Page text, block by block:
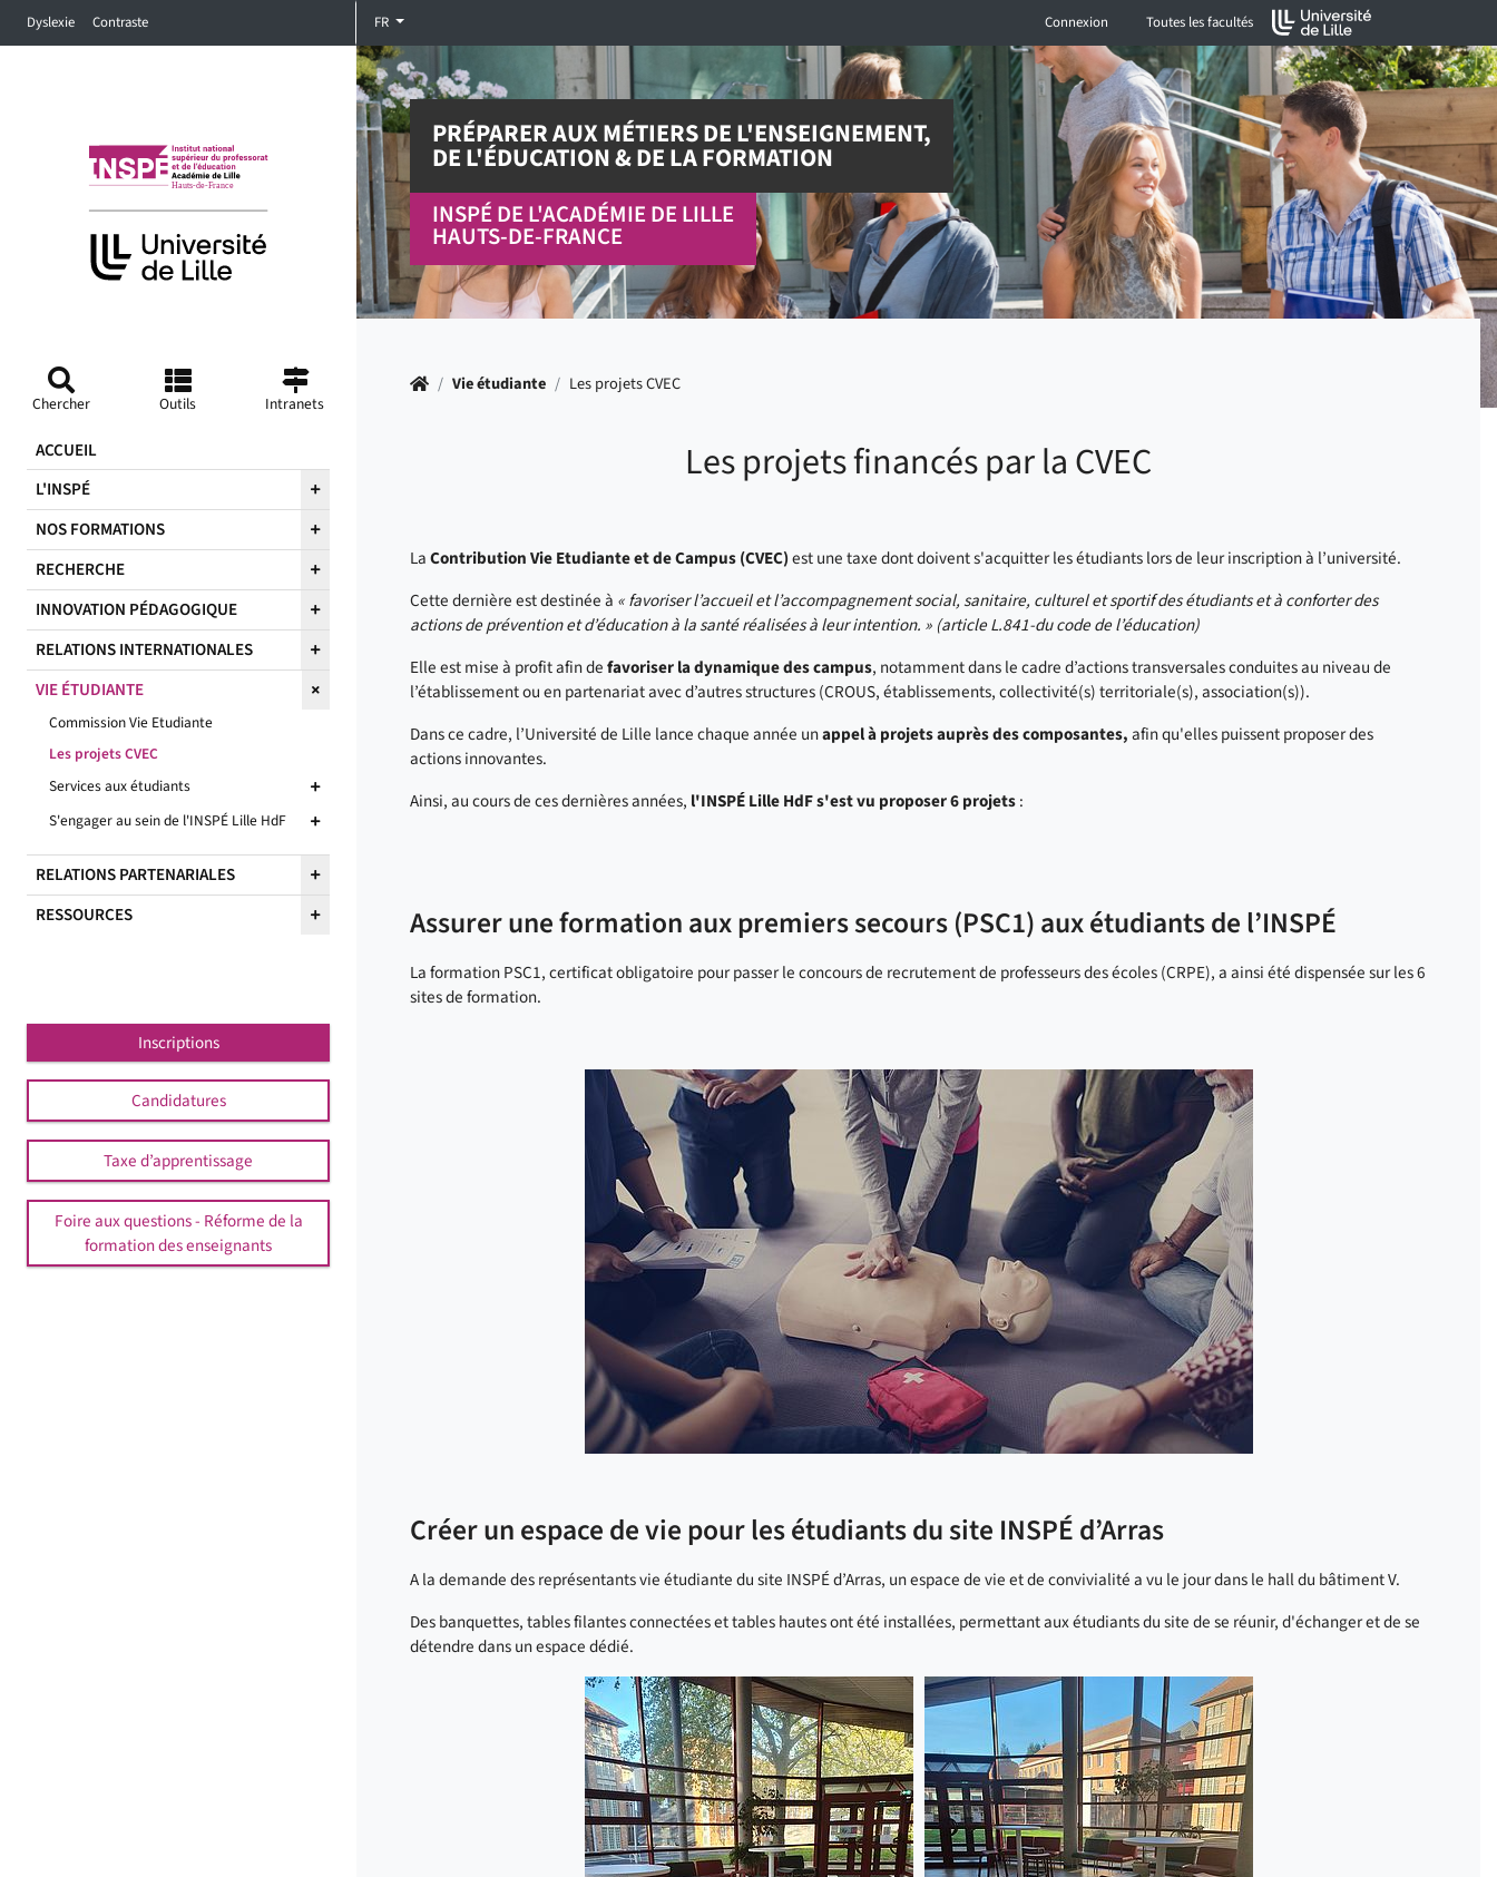
Accéder au menu principal
Accéder à la recherche
Accéder au pied de page
Dyslexie Contraste FR Connexion Toutes les facultés
Chercher Outils Intranets
ACCUEIL
L'INSPÉ
NOS FORMATIONS
RECHERCHE
INNOVATION PÉDAGOGIQUE
RELATIONS INTERNATIONALES
VIE ÉTUDIANTE
Commission Vie Etudiante
Les projets CVEC
Services aux étudiants
S'engager au sein de l'INSPÉ Lille HdF
RELATIONS PARTENARIALES
RESSOURCES
Inscriptions
Candidatures
Taxe d’apprentissage
Foire aux questions - Réforme de la
formation des enseignants
PRÉPARER AUX MÉTIERS DE L'ENSEIGNEMENT,
DE L'ÉDUCATION & DE LA FORMATION
INSPÉ DE L'ACADÉMIE DE LILLE
HAUTS-DE-FRANCE
Accueil
/ Vie étudiante / Les projets CVEC
Les projets financés par la CVEC
LaContribution Vie Etudiante et de Campus (CVEC)est une taxe dont doivent s'acquitter les étudiants lors de leur inscription à l’université.
Cette dernière est destinée à « favoriser l’accueil et l’accompagnement social, sanitaire, culturel et sportif des étudiants et à conforter des
actions de prévention et d’éducation à la santé réalisées à leur intention. » (article L.841-du code de l’éducation)
Elle est mise à profit afin defavoriser la dynamique des campus, notamment dans le cadre d’actions transversales conduites au niveau de
l’établissement ou en partenariat avec d’autres structures (CROUS, établissements, collectivité(s) territoriale(s), association(s)).
Dans ce cadre, l’Université de Lille lance chaque année unappel à projets auprès des composantes,afin qu'elles puissent proposer des
actions innovantes.
Ainsi, au cours de ces dernières années, l'INSPÉ Lille HdF s'est vu proposer 6 projets:
Assurer une formation aux premiers secours (PSC1) aux étudiants de l’INSPÉ
La formation PSC1, certificat obligatoire pour passer le concours de recrutement de professeurs des écoles (CRPE), a ainsi été dispensée sur les 6
sites de formation.
Créer un espace de vie pour les étudiants du site INSPÉ d’Arras
A la demande des représentants vie étudiante du site INSPÉ d’Arras, un espace de vie et de convivialité a vu le jour dans le hall du bâtiment V.
Des banquettes, tables filantes connectées et tables hautes ont été installées, permettant aux étudiants du site de se réunir, d'échanger et de se
détendre dans un espace dédié.